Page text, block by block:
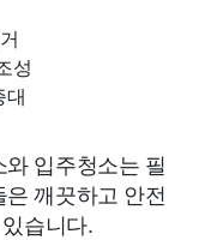
성
대
입주청소는 필
깨끗하고 안전
습니다.